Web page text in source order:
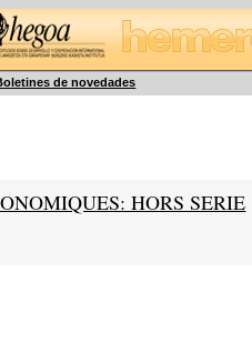
de novedades
HORS SERIE